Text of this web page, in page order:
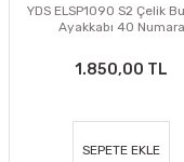
YDS ELSP1090 S2 Çelik
Ayakkabı 40 Numara
1.850,00 TL
SEPETE EKLE